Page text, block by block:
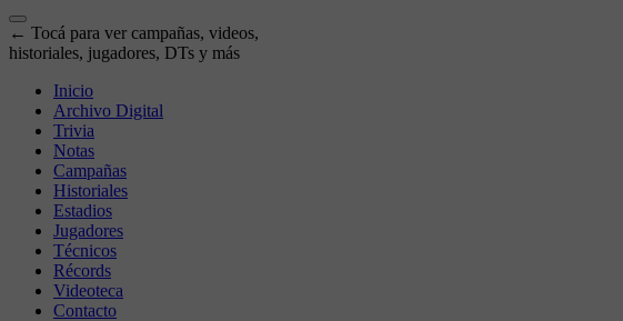
← Tocá para ver campañas, videos,
historiales, jugadores, DTs y más
Inicio
Archivo Digital
Trivia
Notas
Campañas
Historiales
Estadios
Jugadores
Técnicos
Récords
Videoteca
Contacto